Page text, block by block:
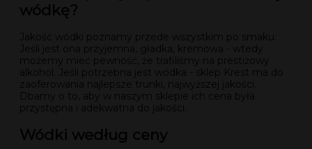
wódkę?
Jakość wódki poznamy przede wszystkim po smaku.
Jeśli jest ona przyjemna, gładka, kremowa - wtedy
możemy mieć pewność, że trafiliśmy na prestiżowy
alkohol. Jeśli potrzebna jest wódka - sklep Krest ma do
zaoferowania najlepsze trunki, najwyższej jakości.
Dbamy o to, aby w naszym sklepie ich cena była
przystępna i adekwatna do jakości.
Wódki według ceny